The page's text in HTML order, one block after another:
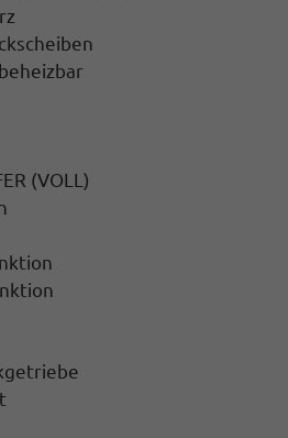
(VOLL)